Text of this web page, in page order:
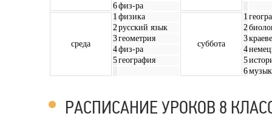
6физ-ра
среда
1 физика
суббота
1
2русский язык 2
3геометрия 3
4физ-ра 4
5география 5
6
РАСПИСАНИЕ УРОКОВ 8